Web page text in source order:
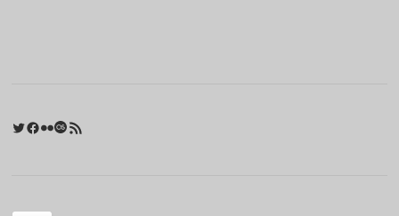
Twitter
Facebook
FlickrLast.fm